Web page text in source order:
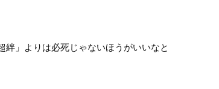
」よりは必死じゃないほうがいいなと